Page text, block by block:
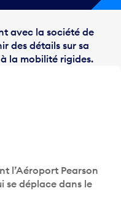
avec la société de
des détails sur sa
la mobilité rigides.
l’Aéroport Pearson
se déplace dans le